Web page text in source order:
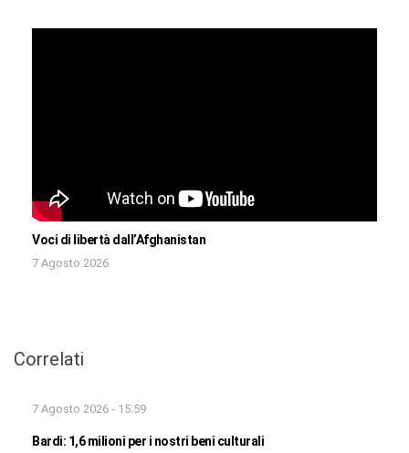
Voci di libertà dall’Afghanistan
7 Agosto 2026
Correlati
7 Agosto 2026 - 15:59
Bardi: 1,6 milioni per i nostri beni culturali